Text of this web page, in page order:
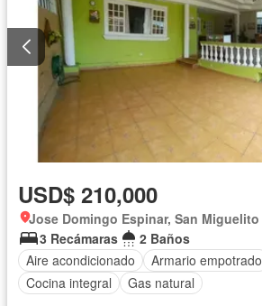
USD$ 210,000
Jose Domingo Espinar, San Miguelito
3 Recámaras
2 Baños
Aire acondicionado
Armario empotrado
Cocina integral
Gas natural